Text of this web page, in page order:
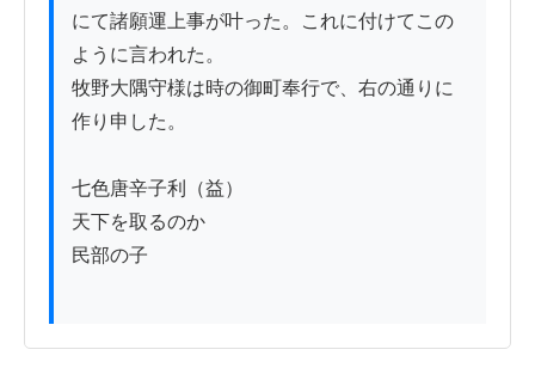
にて諸願運上事が叶った。これに付けてこの
ように言われた。
牧野大隅守様は時の御町奉行で、右の通りに
作り申した。
七色唐辛子利（益）
天下を取るのか
民部の子